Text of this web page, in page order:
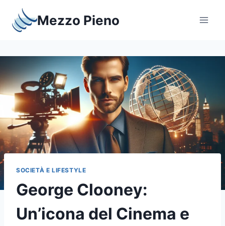
contenuto
Mezzo Pieno
SOCIETÀ E LIFESTYLE
George Clooney:
Un’icona del Cinema e